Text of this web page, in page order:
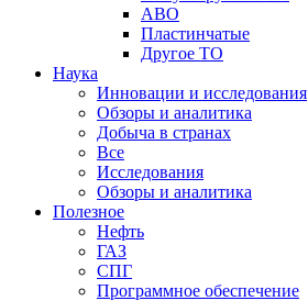
АВО
Пластинчатые
Другое ТО
Наука
Инновации и исследования
Обзоры и аналитика
Добыча в странах
Все
Исследования
Обзоры и аналитика
Полезное
Нефть
ГАЗ
СПГ
Программное обеспечение